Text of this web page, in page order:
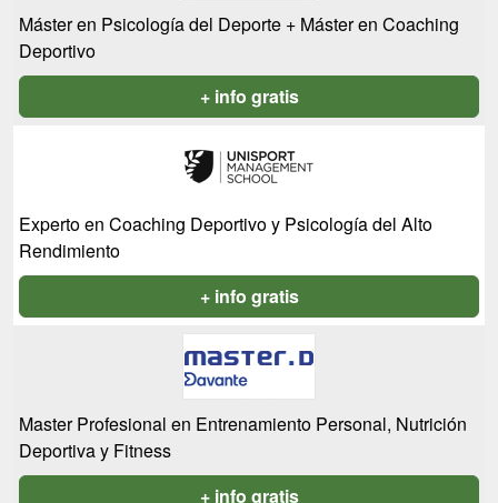
Máster en Psicología del Deporte + Máster en Coaching
Deportivo
+ info gratis
Experto en Coaching Deportivo y Psicología del Alto
Rendimiento
+ info gratis
Master Profesional en Entrenamiento Personal, Nutrición
Deportiva y Fitness
+ info gratis